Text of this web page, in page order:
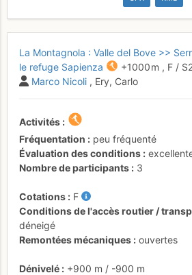
La Montagnola : Valle del Bove >>
le refuge Sapienza
+1000 m , F /
Marco Nicoli , Ery, Carlo
Activités
Fréquentation
peu fréquenté
Évaluation des conditions
Nombre de participants
3
Cotations
F
Conditions de l'accès routier /
déneigé
Remontées mécaniques
ouvertes
Dénivelé +900 m / -900 m